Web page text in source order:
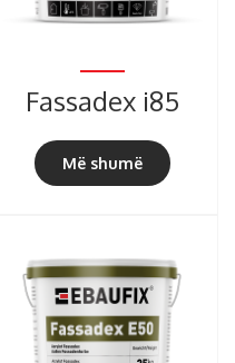
Fassadex i85
Më shumë